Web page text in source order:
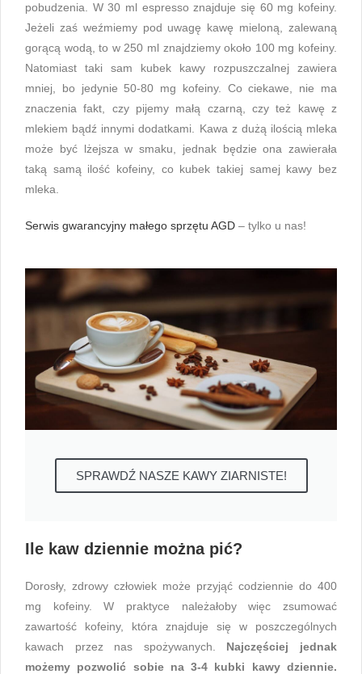
pobudzenia. W 30 ml espresso znajduje się 60 mg kofeiny.
Jeżeli zaś weźmiemy pod uwagę kawę mieloną, zalewaną
gorącą wodą, to w 250 ml znajdziemy około 100 mg kofeiny.
Natomiast taki sam kubek kawy rozpuszczalnej zawiera
mniej, bo jedynie 50-80 mg kofeiny. Co ciekawe, nie ma
znaczenia fakt, czy pijemy małą czarną, czy też kawę z
mlekiem bądź innymi dodatkami. Kawa z dużą ilością mleka
może być lżejsza w smaku, jednak będzie ona zawierała
taką samą ilość kofeiny, co kubek takiej samej kawy bez
mleka.
Serwis gwarancyjny małego sprzętu AGD – tylko u nas!
SPRAWDŹ NASZE KAWY ZIARNISTE!
Ile kaw dziennie można pić?
Dorosły, zdrowy człowiek może przyjąć codziennie do 400
mg kofeiny. W praktyce należałoby więc zsumować
zawartość kofeiny, która znajduje się w poszczególnych
kawach przez nas spożywanych. Najczęściej jednak
możemy pozwolić sobie na 3-4 kubki kawy dziennie.